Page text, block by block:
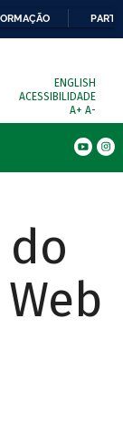
ENGLISH
ACESSIBILIDADE
A+ A-